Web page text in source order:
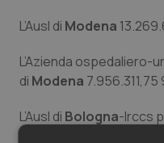
Tumori
Ulcera & Reflusso
L’Ausl di Modena
L’Azienda ospedaliero-
di Modena
L’Ausl di Bologna-Irccs